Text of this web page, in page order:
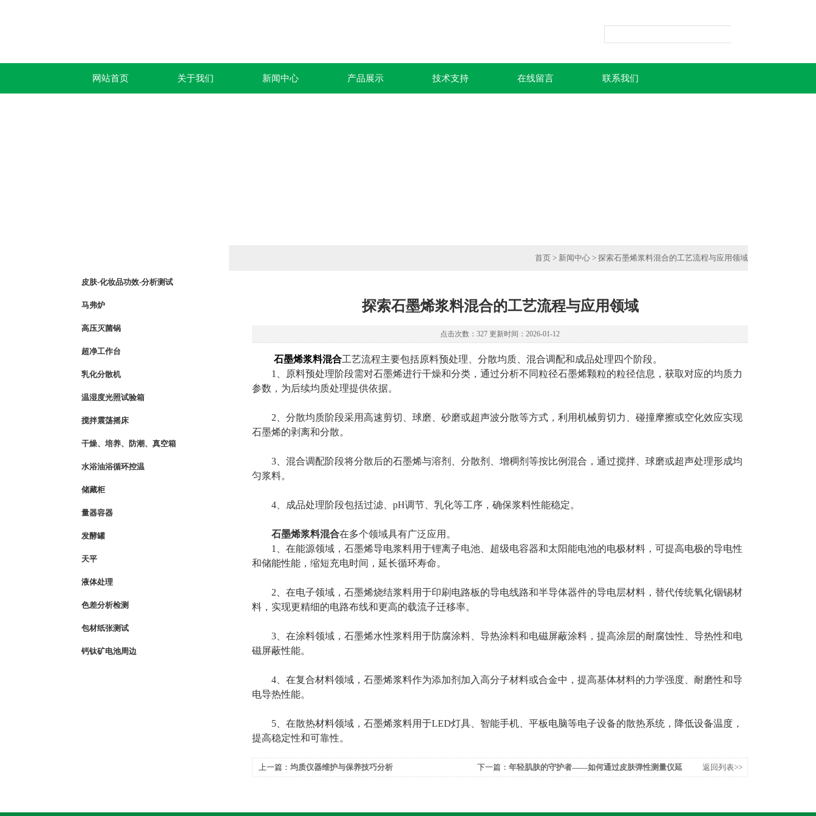
网站首页 关于我们 新闻中心 产品展示 技术支持 在线留言 联系我们
皮肤-化妆品功效-分析测试
马弗炉
高压灭菌锅
超净工作台
乳化分散机
温湿度光照试验箱
搅拌震荡摇床
干燥、培养、防潮、真空箱
水浴油浴循环控温
储藏柜
量器容器
发酵罐
天平
液体处理
色差分析检测
包材纸张测试
钙钛矿电池周边
首页 > 新闻中心 > 探索石墨烯浆料混合的工艺流程与应用领域
探索石墨烯浆料混合的工艺流程与应用领域
点击次数：327 更新时间：2026-01-12
石墨烯浆料混合工艺流程主要包括原料预处理、分散均质、混合调配和成品处理四个阶段。
1、原料预处理阶段需对石墨烯进行干燥和分类，通过分析不同粒径石墨烯颗粒的粒径信息，获取对应的均质力
参数，为后续均质处理提供依据。
2、分散均质阶段采用高速剪切、球磨、砂磨或超声波分散等方式，利用机械剪切力、碰撞摩擦或空化效应实现
石墨烯的剥离和分散。
3、混合调配阶段将分散后的石墨烯与溶剂、分散剂、增稠剂等按比例混合，通过搅拌、球磨或超声处理形成均
匀浆料。
4、成品处理阶段包括过滤、pH调节、乳化等工序，确保浆料性能稳定。
石墨烯浆料混合在多个领域具有广泛应用。
1、在能源领域，石墨烯导电浆料用于锂离子电池、超级电容器和太阳能电池的电极材料，可提高电极的导电性
和储能性能，缩短充电时间，延长循环寿命。
2、在电子领域，石墨烯烧结浆料用于印刷电路板的导电线路和半导体器件的导电层材料，替代传统氧化铟锡材
料，实现更精细的电路布线和更高的载流子迁移率。
3、在涂料领域，石墨烯水性浆料用于防腐涂料、导热涂料和电磁屏蔽涂料，提高涂层的耐腐蚀性、导热性和电
磁屏蔽性能。
4、在复合材料领域，石墨烯浆料作为添加剂加入高分子材料或合金中，提高基体材料的力学强度、耐磨性和导
电导热性能。
5、在散热材料领域，石墨烯浆料用于LED灯具、智能手机、平板电脑等电子设备的散热系统，降低设备温度，
提高稳定性和可靠性。
上一篇： 均质仪器维护与保养技巧分析 下一篇： 年轻肌肤的守护者——如何通过皮肤弹性测量仪延
返回列表>>